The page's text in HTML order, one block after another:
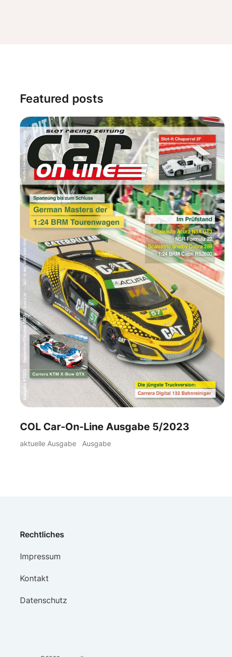
Featured posts
COL Car-On-Line Ausgabe 5/2023
aktuelle Ausgabe Ausgabe
Rechtliches
Impressum
Kontakt
Datenschutz